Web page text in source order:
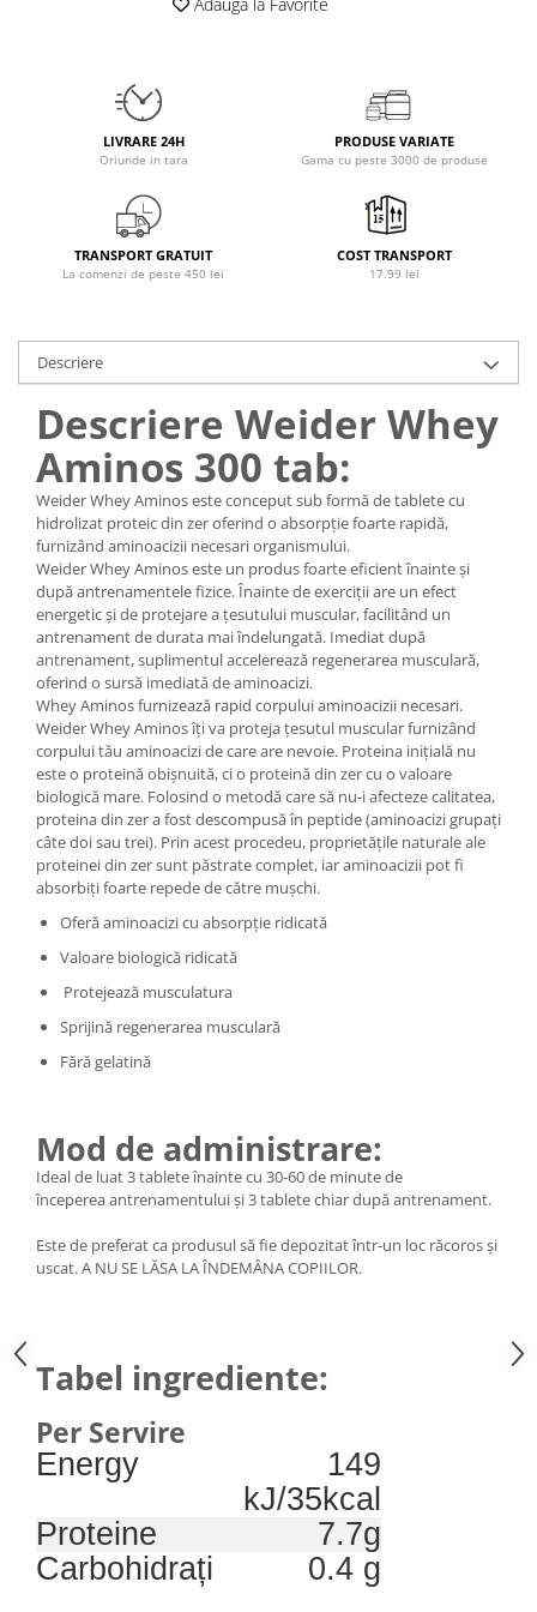
Power System
Puritan`s Pride
Raw Nutrition
REDCON1
RIPT
Scivation
Skill Nutrition
Smart Shake
Swanson
Under Armour
Universal
Vitargo
Weider
Zenana
LIVRARE 24H
Oriunde in tara
PRODUSE VARIATE
Gama cu peste 3000 de produse
TRANSPORT GRATUIT
La comenzi de peste 450 lei
COST TRANSPORT
17.99 lei
Descriere
Descriere Weider Whey
Aminos 300 tab:
Weider Whey Aminos este conceput sub formă de tablete cu
hidrolizat proteic din zer oferind o absorpție foarte rapidă,
furnizând aminoacizii necesari organismului.
Weider Whey Aminos este un produs foarte eficient înainte și
după antrenamentele fizice. Înainte de exerciții are un efect
energetic și de protejare a țesutului muscular, facilitând un
antrenament de durata mai îndelungată. Imediat după
antrenament, suplimentul accelerează regenerarea musculară,
oferind o sursă imediată de aminoacizi.
Whey Aminos furnizează rapid corpului aminoacizii necesari.
Weider Whey Aminos îți va proteja țesutul muscular furnizând
corpului tău aminoacizi de care are nevoie. Proteina inițială nu
este o proteină obișnuită, ci o proteină din zer cu o valoare
biologică mare. Folosind o metodă care să nu-i afecteze calitatea,
proteina din zer a fost descompusă în peptide (aminoacizi grupați
câte doi sau trei). Prin acest procedeu, proprietățile naturale ale
proteinei din zer sunt păstrate complet, iar aminoacizii pot fi
absorbiți foarte repede de către mușchi.
Oferă aminoacizi cu absorpție ridicată
Valoare biologică ridicată
Protejează musculatura
Sprijină regenerarea musculară
Fără gelatină
Mod de administrare:
Ideal de luat 3 tablete înainte cu 30-60 de minute de
începerea antrenamentului și 3 tablete chiar după antrenament.
Este de preferat ca produsul să fie depozitat într-un loc răcoros și
uscat. A NU SE LĂSA LA ÎNDEMÂNA COPIILOR.
Tabel ingrediente:
Per Servire
Energy
149
kJ/35kcal
Proteine
7.7g
Carbohidrați
0.4 g